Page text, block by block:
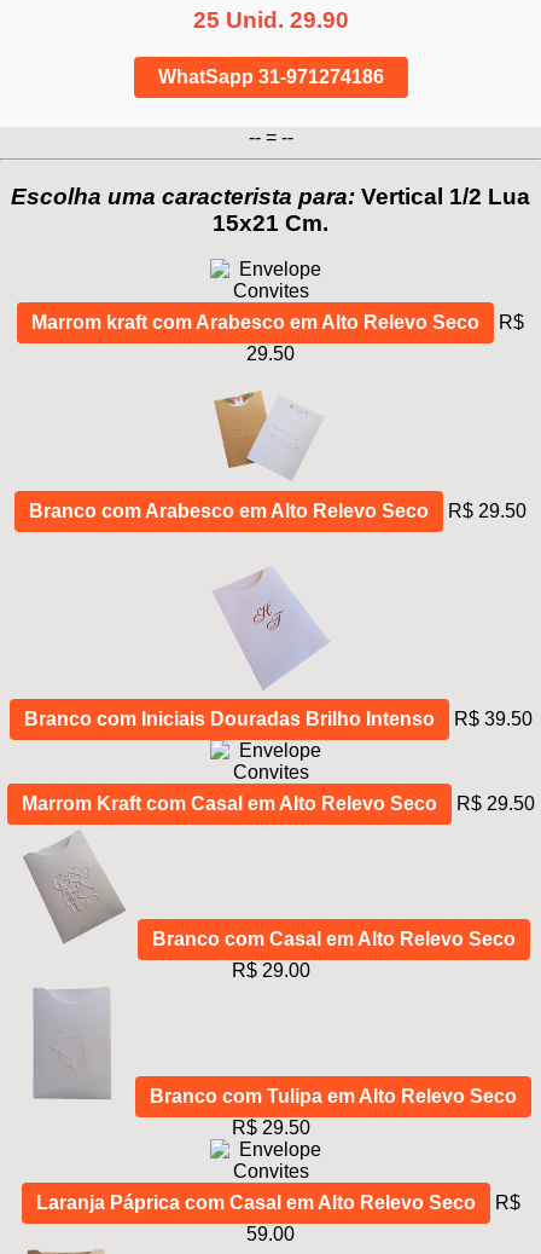
25 Unid. 29.90
WhatSapp 31-971274186
-- = --
Escolha uma caracterista para: Vertical 1/2 Lua
15x21 Cm.
Marrom kraft com Arabesco em Alto Relevo Seco
R$
29.50
Branco com Arabesco em Alto Relevo Seco R$ 29.50
Branco com Iniciais Douradas Brilho Intenso R$ 39.50
Marrom Kraft com Casal em Alto Relevo Seco R$ 29.50
Branco com Casal em Alto Relevo Seco
R$ 29.00
Branco com Tulipa em Alto Relevo Seco
R$ 29.50
Laranja Páprica com Casal em Alto Relevo Seco
R$
59.00